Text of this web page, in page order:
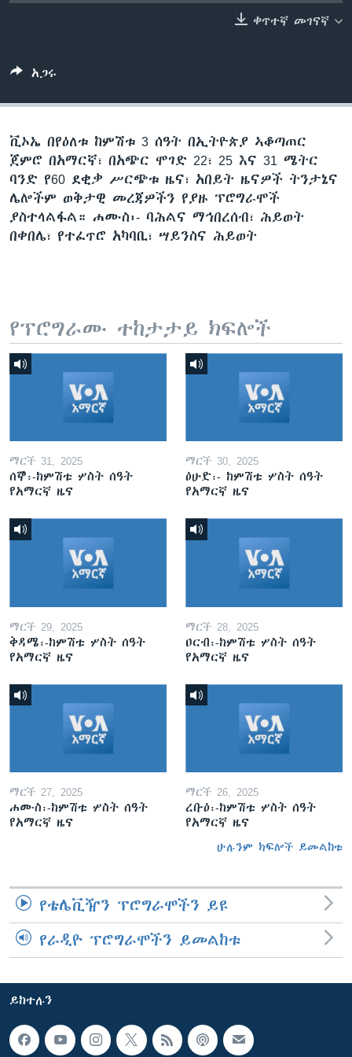
ቀጥተኛ መገናኛ
አጋሩ
ቪኦኤ በየዕለቱ ከምሽቱ 3 ሰዓት በኢትዮጵያ ኣቆጣጠር
ጀምሮ በአማርኛ፣ በአጭር ሞገድ 22፣ 25 እና 31 ሜትር
ባንድ የ60 ደቂቃ ሥርጭቱ ዜና፣ አበይት ዜናዎች ትንታኔና
ሌሎችም ወቅታዊ መረጃዎችን የያዙ ፕሮግራሞች
ያስተላልፋል። ሐሙስ፡- ባሕልና ማኅበረሰብ፣ ሕይወት
በቀበሌ፣ የተፈጥሮ አካባቢ፣ ሣይንስና ሕይወት
የፕሮግራሙ ተከታታይ ክፍሎች
ማርች 31, 2025
ሰኞ፡-ከምሽቱ ሦስት ሰዓት
የአማርኛ ዜና
ማርች 30, 2025
ዕሁድ፡- ከምሽቱ ሦስት ሰዓት
የአማርኛ ዜና
ማርች 29, 2025
ቅዳሜ፡-ከምሽቱ ሦስት ሰዓት
የአማርኛ ዜና
ማርች 28, 2025
ዐርብ፡-ከምሽቱ ሦስት ሰዓት
የአማርኛ ዜና
ማርች 27, 2025
ሐሙስ፡-ከምሽቱ ሦስት ሰዓት
የአማርኛ ዜና
ማርች 26, 2025
ረቡዕ፡-ከምሽቱ ሦስት ሰዓት
የአማርኛ ዜና
ሁሉንም ክፍሎች ይመልከቱ
የቴሌቪዥን ፕሮግራሞችን ይዩ
የራዲዮ ፕሮግራሞችን ይመልከቱ
ይከተሉን